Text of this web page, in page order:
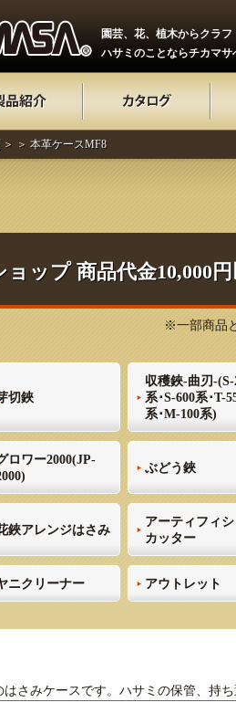
園芸、花、植木からクラフ
ハサミのことならチカマサ
＞ ＞ 本革ケースMF8
ップ 商品代金10,000
※一部商品
切鋏
収穫鋏-曲刃-(S-
系･S-600系･T-
系･M-100系)
ロワー2000(JP-
ぶどう鋏
鋏アレンジはさみ
アーティフィ
カッター
ニクリーナー アウトレット
さみケースです。ハサミの保管、持